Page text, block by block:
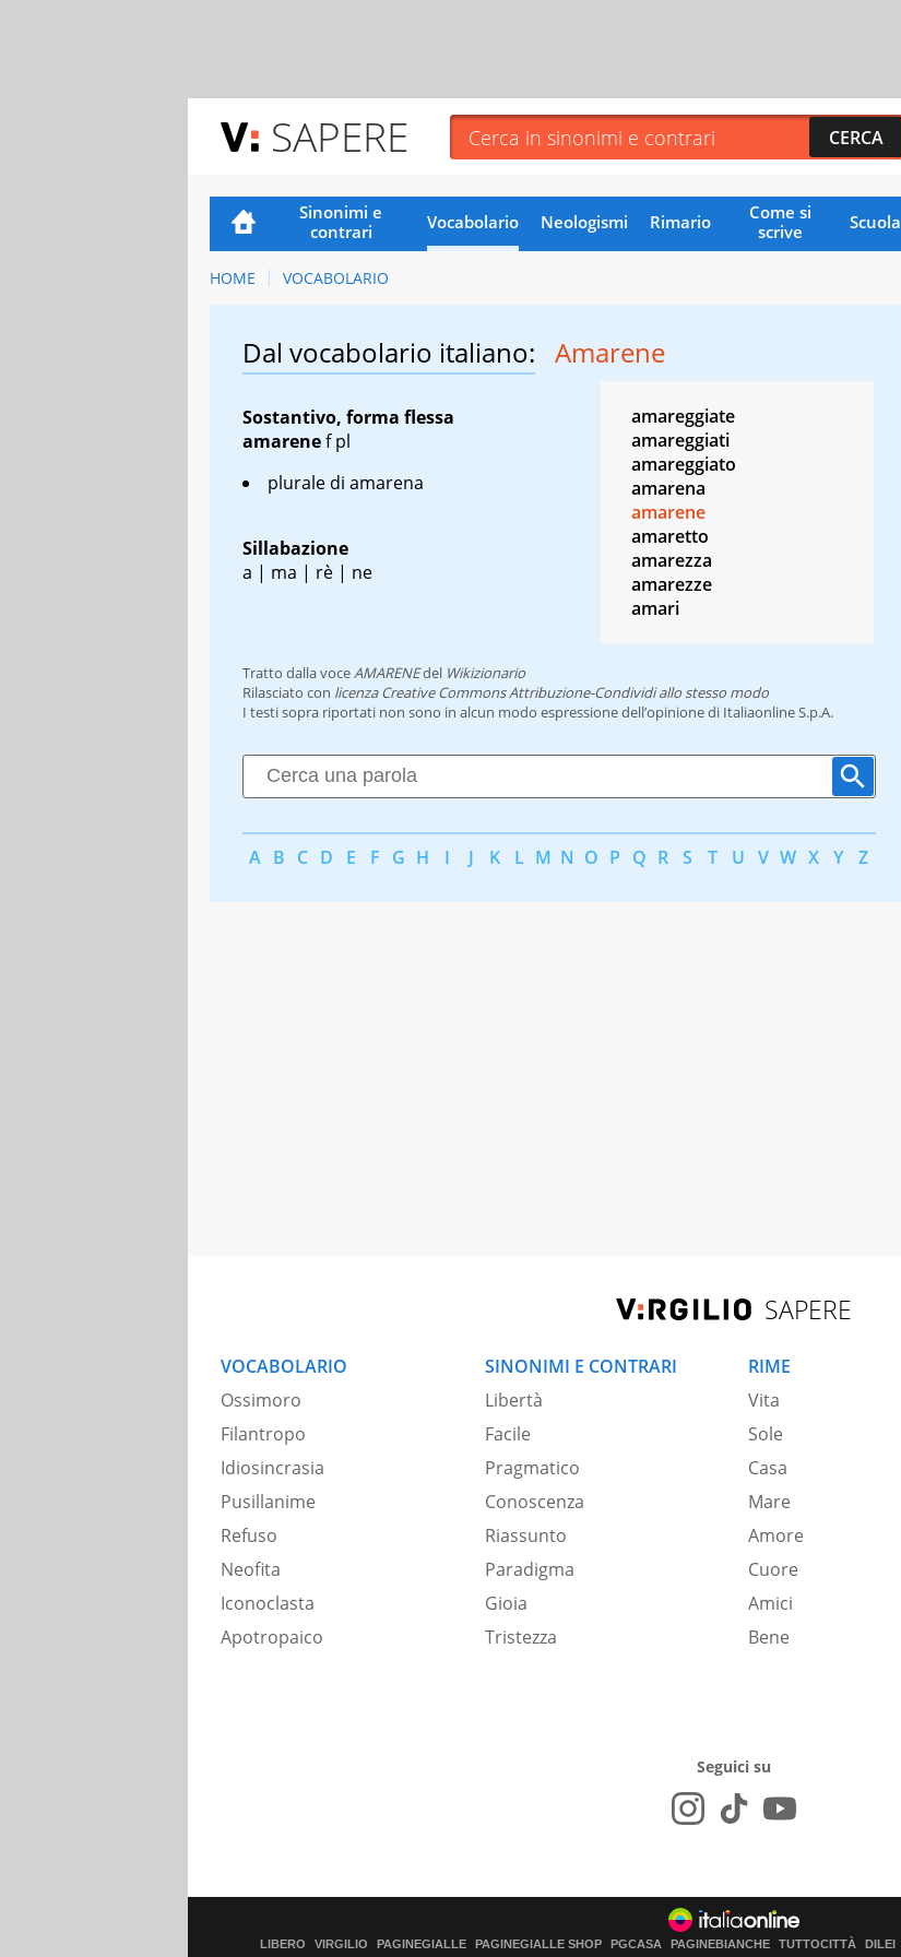
SAPERE
Sinonimi e
contrari
Vocabolario Neologismi Rimario
Come si
scrive
Scuola
HOME VOCABOLARIO
Dal vocabolario italiano: Amarene
Sostantivo, forma flessa
amarenef pl
plurale di amarena
Sillabazione
a | ma | rè | ne
amareggiate
amareggiati
amareggiato
amarena
amarene
amaretto
amarezza
amarezze
amari
Tratto dalla voce AMARENEdel Wikizionario
Rilasciato con licenza Creative Commons Attribuzione-Condividi allo stesso modo
I testi sopra riportati non sono in alcun modo espressione dell’opinione di Italiaonline S.p.A.
A B C D E F G H I J K L M N O P Q R S T U V W X Y Z
SAPERE
VOCABOLARIO
Ossimoro
Filantropo
Idiosincrasia
Pusillanime
Refuso
Neofita
Iconoclasta
Apotropaico
SINONIMI E CONTRARI
Libertà
Facile
Pragmatico
Conoscenza
Riassunto
Paradigma
Gioia
Tristezza
RIME
Vita
Sole
Casa
Mare
Amore
Cuore
Amici
Bene
Seguici su
LIBERO VIRGILIO PAGINEGIALLE PAGINEGIALLE SHOP PGCASA PAGINEBIANCHE TUTTOCITTÀ DILEI